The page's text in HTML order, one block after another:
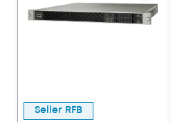
Seller RFB